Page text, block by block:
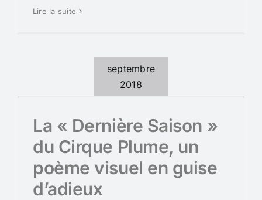
Lire la suite
septembre
2018
La « Dernière Saison »
du Cirque Plume, un
poème visuel en guise
d’adieux